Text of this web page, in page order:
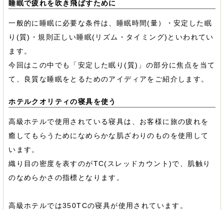
睡眠で疲れを吹き飛ばすために
一般的に睡眠に必要な条件は、睡眠時間(量）・安定した眠
り(質)・規則正しい睡眠(リズム・タイミング)といわれてい
ます。
今回はこの中でも「安定した眠り(質)」の部分に焦点を当て
て、良質な睡眠をとるためのアイディアをご紹介します。
ホテルクオリティの寝具を使う
高級ホテルで使用されている寝具は、お客様に旅の疲れを
癒してもらうためになめらかな肌ざわりのものを使用して
います。
織り目の密度を表すのがTC(スレッドカウント)で、肌触り
のなめらかさの指標となります。
高級ホテルでは350TCの寝具が使用されています。